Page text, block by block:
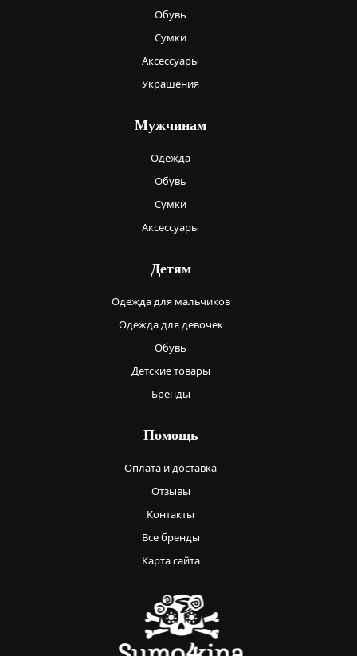
Обувь
Сумки
Аксессуары
Украшения
Мужчинам
Одежда
Обувь
Сумки
Аксессуары
Детям
Одежда для мальчиков
Одежда для девочек
Обувь
Детские товары
Бренды
Помощь
Оплата и доставка
Отзывы
Контакты
Все бренды
Карта сайта